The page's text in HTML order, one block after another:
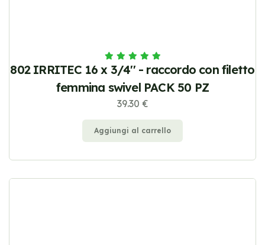
802 IRRITEC 16 x 3/4'' - raccordo con filetto
femmina swivel PACK 50 PZ
39.30 €
Aggiungi al carrello